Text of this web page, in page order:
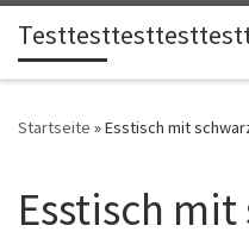
Zum Inhalt springen
Startseite »Esstisch mit
Esstisch